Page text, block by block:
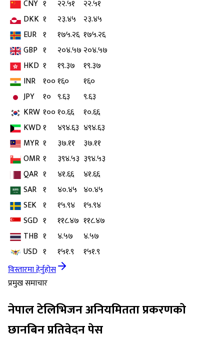
CNY १ २२.५१
२२.५१
DKK १ २३.४५
२३.४५
EUR १ १७५.२६ १७५.२६
GBP १ २०४.५७ २०४.५७
HKD १ १९.३७
१९.३७
INR १००१६०
१६०
JPY
१० ९.६३
९.६३
KRW १००१०.६६
१०.६६
KWD१ ४९४.६३ ४९४.६३
MYR १ ३७.११
३७.११
OMR १ ३९४.५३ ३९४.५३
QAR १ ४१.६६
४१.६६
SAR १ ४०.४५ ४०.४५
SEK १ १५.९४
१५.९४
SGD १ ११८.४७ ११८.४७
THB १ ४.५७
४.५७
USD १ १५१.९
१५१.९
विस्तारमा हेर्नुहोस
प्रमुख समाचार
नेपाल टेलिभिजन अनियमितता प्रकरणको
छानबिन प्रतिवेदन पेस